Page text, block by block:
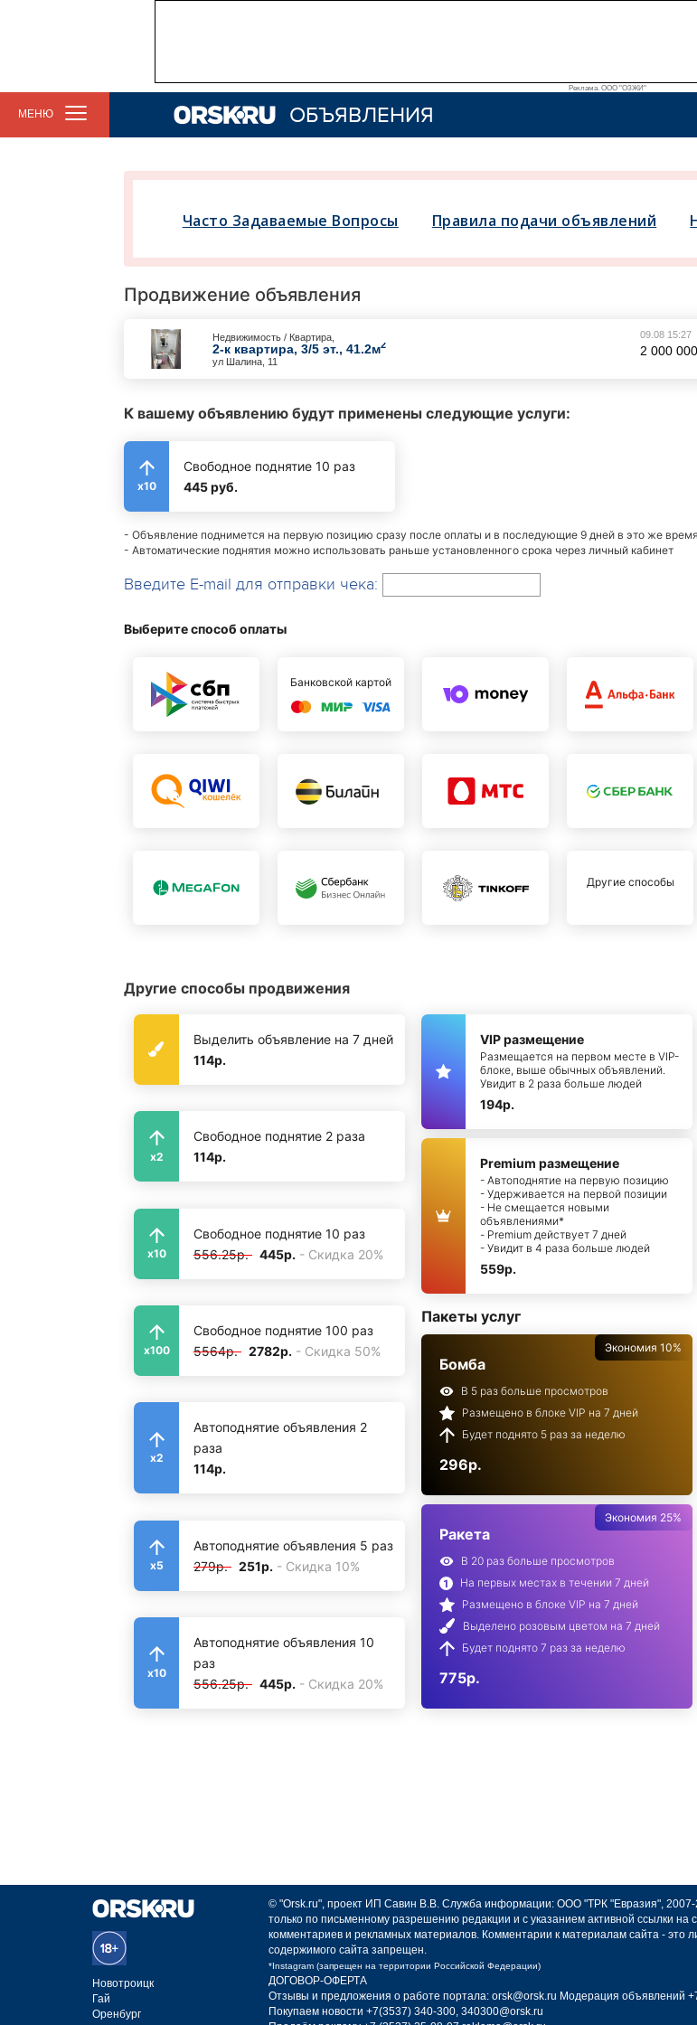
Реклама. ООО "ОЗЖИ"
МЕНЮ ОБЪЯВЛЕНИЯ
Часто Задаваемые Вопросы Правила подачи объявлений
Продвижение объявления
Недвижимость / Квартира,
2-к квартира, 3/5 эт., 41.2м2
ул Шалина, 11
09.08 15:27
2 000 000
К вашему объявлению будут применены следующие услуги:
x10
Свободное поднятие 10 раз
445 руб.
- Объявление поднимется на первую позицию сразу после оплаты и в последующие 9 дней в это же
- Автоматические поднятия можно использовать раньше установленного срока через личный кабинет
Введите E-mail для отправки чека:
Выберите способ оплаты
Банковской картой
Другие способы
Другие способы продвижения
Выделить объявление на 7 дней
114р.
x2
Свободное поднятие 2 раза
114р.
x10
Свободное поднятие 10 раз
556.25р. 445р. - Скидка 20%
x100
Свободное поднятие 100 раз
5564р. 2782р. - Скидка 50%
x2
Автоподнятие объявления 2
раза
114р.
x5
Автоподнятие объявления 5 раз
279р. 251р. - Скидка 10%
x10
Автоподнятие объявления 10
раз
556.25р. 445р. - Скидка 20%
VIP размещение
Размещается на первом месте в VIP-
блоке, выше обычных объявлений.
Увидит в 2 раза больше людей
194р.
Premium размещение
- Автоподнятие на первую позицию
- Удерживается на первой позиции
- Не смещается новыми
объявлениями*
- Premium действует 7 дней
- Увидит в 4 раза больше людей
559р.
Пакеты услуг
Экономия 10%
Бомба
В 5 раз больше просмотров
Размещено в блоке VIP на 7 дней
Будет поднято 5 раз за неделю
296р.
Экономия 25%
Ракета
В 20 раз больше просмотров
На первых местах в течении 7 дней
Размещено в блоке VIP на 7 дней
Выделено розовым цветом на 7 дней
Будет поднято 7 раз за неделю
775р.
Новотроицк
Гай
Оренбург
© "Orsk.ru", проект ИП Савин В.В. Служба информации: ООО "ТРК "Евразия",
только по письменному разрешению редакции и с указанием активной ссылки
комментариев и рекламных материалов. Комментарии к материалам сайта - это
содержимого сайта запрещен.
*Instagram (запрещен на территории Российской Федерации)
ДОГОВОР-ОФЕРТА
Отзывы и предложения о работе портала: orsk@orsk.ru Модерация объявлений
Покупаем новости +7(3537) 340-300, 340300@orsk.ru